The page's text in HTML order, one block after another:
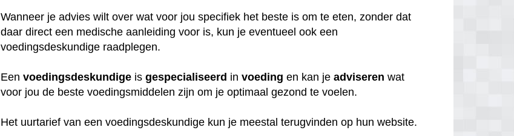
Wanneer je advies wilt over wat voor jou specifiek het beste is om te eten, zonder dat
daar direct een medische aanleiding voor is, kun je eventueel ook een
voedingsdeskundige raadplegen.
Eenvoedingsdeskundige isgespecialiseerd invoeding en kan jeadviseren wat
voor jou de beste voedingsmiddelen zijn om je optimaal gezond te voelen.
Het uurtarief van een voedingsdeskundige kun je meestal terugvinden op hun website.